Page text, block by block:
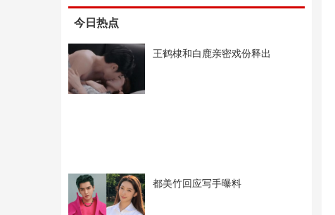
今日热点
王鹤棣和白鹿亲密戏份释出
都美竹回应写手曝料